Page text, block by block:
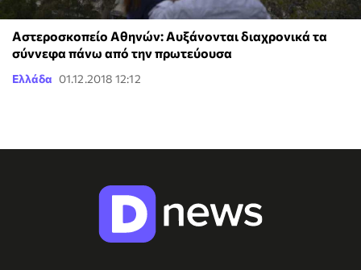
Αστεροσκοπείο Αθηνών: Αυξάνονται διαχρονικά τα
σύννεφα πάνω από την πρωτεύουσα
Ελλάδα 01.12.2018 12:12